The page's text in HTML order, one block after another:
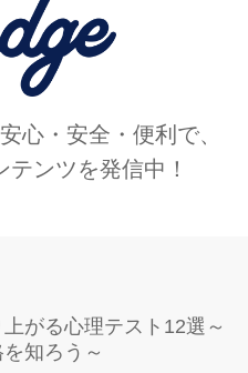
心・安全・便利で、
ンツを発信中！
上がる心理テスト12選～
知ろう～